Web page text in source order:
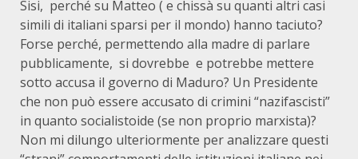
Sisi, perché su Matteo ( e chissà su quanti altri casi
simili di italiani sparsi per il mondo) hanno taciuto?
Forse perché, permettendo alla madre di parlare
pubblicamente, si dovrebbe e potrebbe mettere
sotto accusa il governo di Maduro? Un Presidente
che non può essere accusato di crimini “nazifascisti”
in quanto socialistoide (se non proprio marxista)?
Non mi dilungo ulteriormente per analizzare questi